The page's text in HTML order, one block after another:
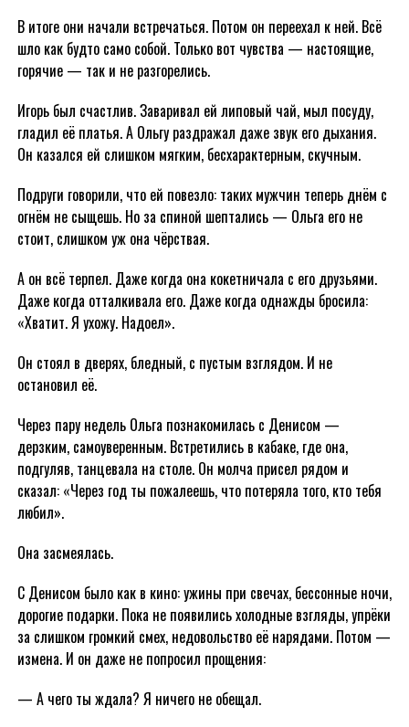
В итоге они начали встречаться. Потом он переехал к ней. Всё
шло как будто само собой. Только вот чувства — настоящие,
горячие — так и не разгорелись.
Игорь был счастлив. Заваривал ей липовый чай, мыл посуду,
гладил её платья. А Ольгу раздражал даже звук его дыхания.
Он казался ей слишком мягким, бесхарактерным, скучным.
Подруги говорили, что ей повезло: таких мужчин теперь днём с
огнём не сыщешь. Но за спиной шептались — Ольга его не
стоит, слишком уж она чёрствая.
А он всё терпел. Даже когда она кокетничала с его друзьями.
Даже когда отталкивала его. Даже когда однажды бросила:
«Хватит. Я ухожу. Надоел».
Он стоял в дверях, бледный, с пустым взглядом. И не
остановил её.
Через пару недель Ольга познакомилась с Денисом —
дерзким, самоуверенным. Встретились в кабаке, где она,
подгуляв, танцевала на столе. Он молча присел рядом и
сказал: «Через год ты пожалеешь, что потеряла того, кто тебя
любил».
Она засмеялась.
С Денисом было как в кино: ужины при свечах, бессонные ночи,
дорогие подарки. Пока не появились холодные взгляды, упрёки
за слишком громкий смех, недовольство её нарядами. Потом —
измена. И он даже не попросил прощения:
— А чего ты ждала? Я ничего не обещал.